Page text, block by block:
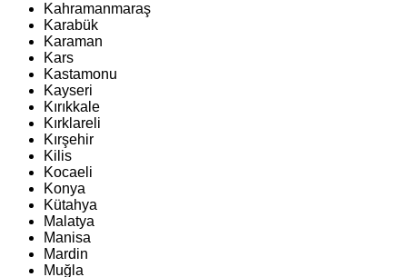
Kahramanmaraş
Karabük
Karaman
Kars
Kastamonu
Kayseri
Kırıkkale
Kırklareli
Kırşehir
Kilis
Kocaeli
Konya
Kütahya
Malatya
Manisa
Mardin
Muğla